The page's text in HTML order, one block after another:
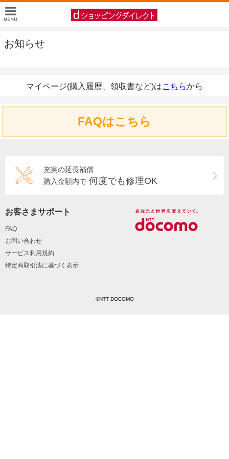
お知らせ
マイページ(購入履歴、領収書など)はこちらから
FAQはこちら
充実の延長補償
購入金額内で 何度でも修理OK
お客さまサポート
FAQ
お問い合わせ
サービス利用規約
特定商取引法に基づく表示
©NTT DOCOMO